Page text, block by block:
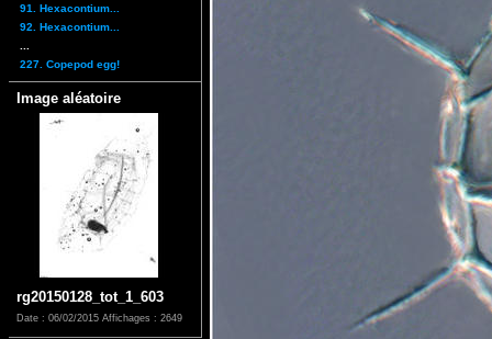
91. Hexacontium...
92. Hexacontium...
227. Copepod egg!
Image aléatoire
rg20150128_tot_1_603
Date : 06/02/2015 Affichages : 2649